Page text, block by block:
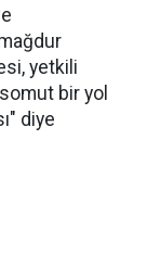
yetkili
bir yol
diye